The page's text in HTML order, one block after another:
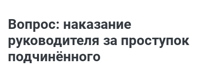
Вопрос: наказание
руководителя за проступок
подчинённого